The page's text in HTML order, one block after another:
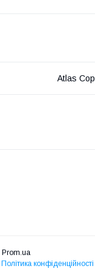
Atlas
Prom.ua
Політика конфіденційності